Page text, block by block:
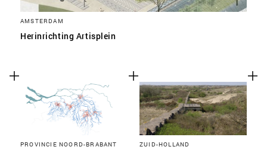
AMSTERDAM
Herinrichting Artisplein
PROVINCIE NOORD-BRABANT ZUID-HOLLAND